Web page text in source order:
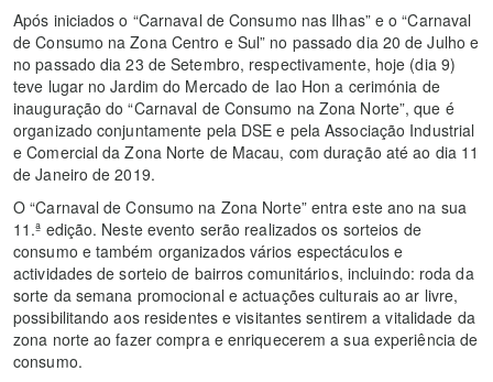
Após iniciados o “Carnaval de Consumo nas Ilhas” e o “Carnaval
de Consumo na Zona Centro e Sul” no passado dia 20 de Julho e
no passado dia 23 de Setembro, respectivamente, hoje (dia 9)
teve lugar no Jardim do Mercado de Iao Hon a cerimónia de
inauguração do “Carnaval de Consumo na Zona Norte”, que é
organizado conjuntamente pela DSE e pela Associação Industrial
e Comercial da Zona Norte de Macau, com duração até ao dia 11
de Janeiro de 2019.
O “Carnaval de Consumo na Zona Norte” entra este ano na sua
11.ª edição. Neste evento serão realizados os sorteios de
consumo e também organizados vários espectáculos e
actividades de sorteio de bairros comunitários, incluindo: roda da
sorte da semana promocional e actuações culturais ao ar livre,
possibilitando aos residentes e visitantes sentirem a vitalidade da
zona norte ao fazer compra e enriquecerem a sua experiência de
consumo.